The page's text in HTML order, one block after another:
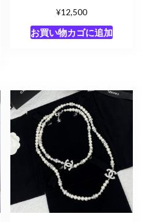
¥12,500
お買い物カゴに追加